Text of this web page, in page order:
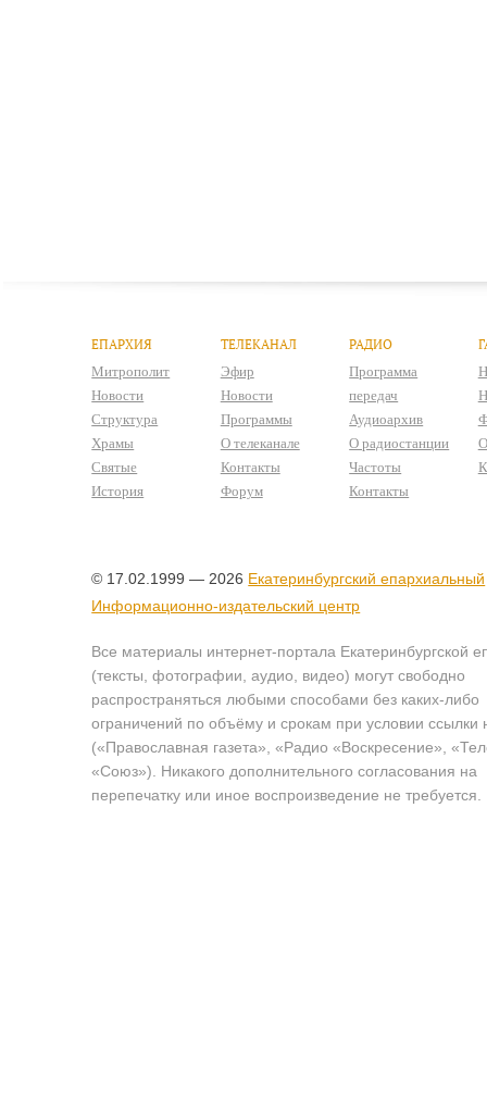
ЕПАРХИЯ
Митрополит
Новости
Структура
Храмы
Святые
История
ТЕЛЕКАНАЛ
Эфир
Новости
Программы
О телеканале
Контакты
Форум
РАДИО
Программа
передач
Аудиоархив
О радиостанции
Частоты
Контакты
© 17.02.1999 — 2026 Екатеринбургский епархиальный
Информационно-издательский центр
Все материалы интернет-портала Екатеринбургской
(тексты, фотографии, аудио, видео) могут свободно
распространяться любыми способами без каких-либо
ограничений по объёму и срокам при условии ссылки
(«Православная газета», «Радио «Воскресение»,
«Союз»). Никакого дополнительного согласования на
перепечатку или иное воспроизведение не требуется.